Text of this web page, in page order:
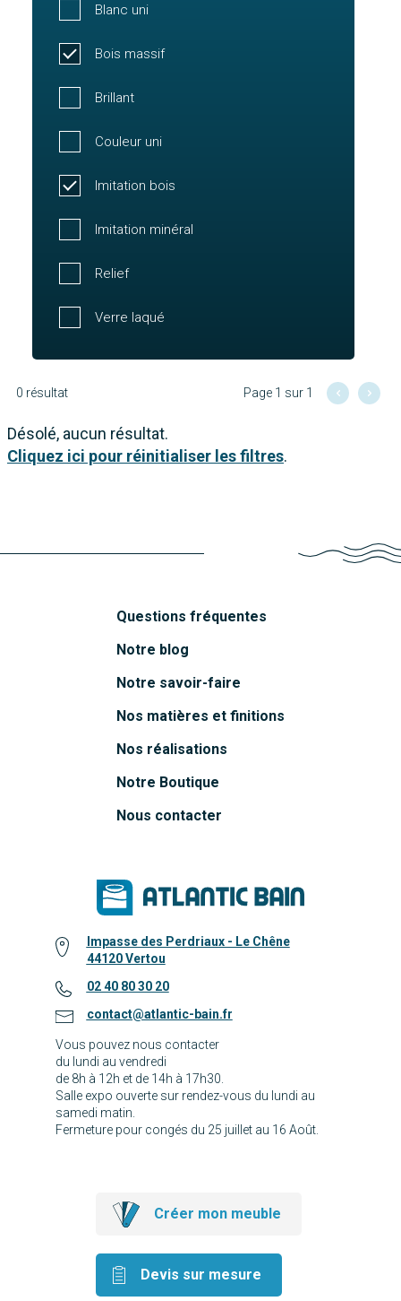
Blanc uni
Bois massif
Brillant
Couleur uni
Imitation bois
Imitation minéral
Relief
Verre laqué
0 résultat Page 1 sur 1
Désolé, aucun résultat.
Cliquez ici pour réinitialiser les filtres.
Questions fréquentes
Notre blog
Notre savoir-faire
Nos matières et finitions
Nos réalisations
Notre Boutique
Nous contacter
Impasse des Perdriaux - Le Chêne
44120 Vertou
02 40 80 30 20
contact@atlantic-bain.fr
Vous pouvez nous contacter
du lundi au vendredi
de 8h à 12h et de 14h à 17h30.
Salle expo ouverte sur rendez-vous du lundi au
samedi matin.
Fermeture pour congés du 25 juillet au 16 Août.
Créer mon meuble
Devis sur mesure